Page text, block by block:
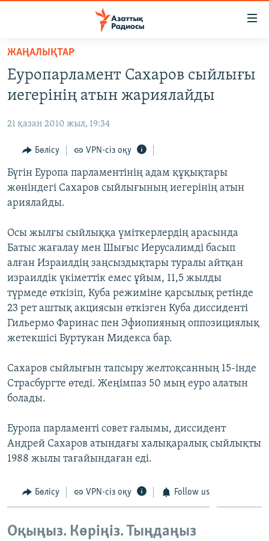
Skip
main
content
to
Navigation
Skip
to
Search
САЯСАТ
AZATTYQTV
ҚАҢТАР ОҚИҒАСЫ
АДАМ ҚҰҚЫҚТАРЫ
ӘЛЕУМЕТ
ӘЛЕМ
Русский
ЖАЗЫЛЫҢЫЗ
Басқа тілдерде
ЖАҢАЛЫҚТАР
Еуропарламент Сахаров сыйлығы
иегерінің атын жариялайды
21 қазан 2010 жыл, 19:34
Бөлісу VPN-сіз оқу
Бүгін Еуропа парламентінің адам құқықтары
жөніндегі Сахаров сыйлығының иегерінің атын
ариялайды.
Осы жылғы сыйлыққа үміткерлердің арасында
Батыс жағалау мен Шығыс Иерусалимді басып
алған Израилдің заңсыздықтары туралы айтқан
израилдік үкіметтік емес ұйым, 11,5 жылды
түрмеде өткізіп, Куба режиміне қарсылық ретінде
23 рет аштық акциясын өткізген Куба диссиденті
Гильермо Фаринас пен Эфиопияның оппозициялық
жетекшісі Буртукан Мидекса бар.
Сахаров сыйлығын тапсыру желтоқсанның 15-інде
Страсбургте өтеді. Жеңімпаз 50 мың еуро алатын
болады.
Еуропа парламенті совет ғалымы, диссидент
Андрей Сахаров атындағы халықаралық сыйлықты
1988 жылы тағайындаған еді.
Бөлісу VPN-сіз оқу Follow us
Оқыңыз. Көріңіз. Тыңдаңыз